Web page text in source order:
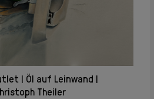
Öl auf Leinwand
Theiler